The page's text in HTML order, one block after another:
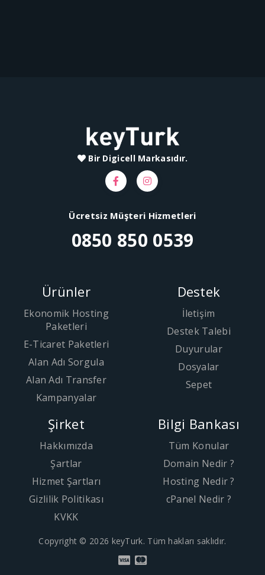
Bir Digicell Markasıdır.
Ücretsiz Müşteri Hizmetleri
0850 850 0539
Ürünler
Ekonomik Hosting
Paketleri
E-Ticaret Paketleri
Alan Adı Sorgula
Alan Adı Transfer
Kampanyalar
Destek
İletişim
Destek Talebi
Duyurular
Dosyalar
Sepet
Şirket
Hakkımızda
Şartlar
Hizmet Şartları
Gizlilik Politikası
KVKK
Bilgi Bankası
Tüm Konular
Domain Nedir ?
Hosting Nedir ?
cPanel Nedir ?
Copyright © 2026 keyTurk. Tüm hakları saklıdır.